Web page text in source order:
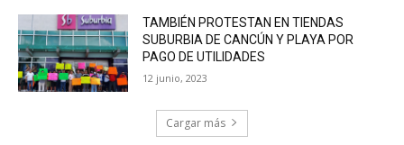
TAMBIÉN PROTESTAN EN TIENDAS
SUBURBIA DE CANCÚN Y PLAYA POR
PAGO DE UTILIDADES
12 junio, 2023
Cargar más